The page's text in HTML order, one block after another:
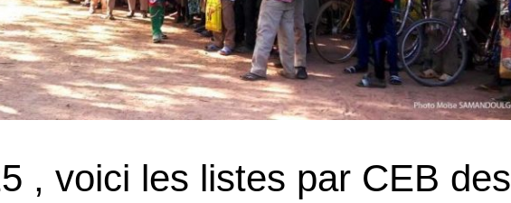
, voici les listes par CEB des